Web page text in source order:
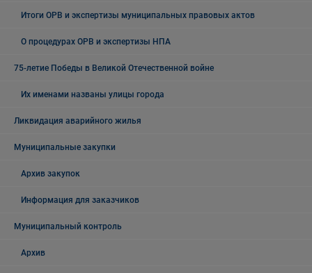
Итоги ОРВ и экспертизы муниципальных правовых актов
О процедурах ОРВ и экспертизы НПА
75-летие Победы в Великой Отечественной войне
Их именами названы улицы города
Ликвидация аварийного жилья
Муниципальные закупки
Архив закупок
Информация для заказчиков
Муниципальный контроль
Архив